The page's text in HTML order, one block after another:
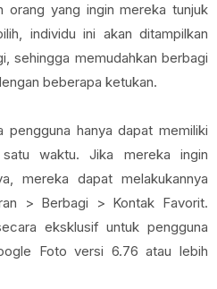
orang yang ingin mereka tunjuk
individu ini akan ditampilkan
sehingga memudahkan berbagi
beberapa ketukan.
pengguna hanya dapat memiliki
waktu. Jika mereka ingin
mereka dapat melakukannya
> Berbagi > Kontak Favorit.
eksklusif untuk pengguna
Foto versi 6.76 atau lebih